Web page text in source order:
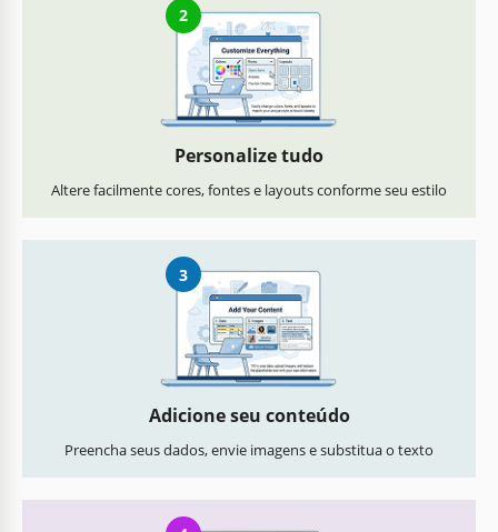
2
Personalize tudo
Altere facilmente cores, fontes e layouts conforme seu estilo
3
Adicione seu conteúdo
Preencha seus dados, envie imagens e substitua o texto